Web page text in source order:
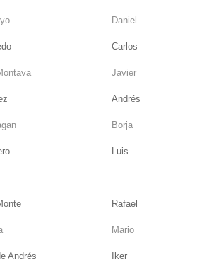
Daniel
Carlos
Javier
Andrés
Borja
Luis
Rafael
Mario
Andrés Iker